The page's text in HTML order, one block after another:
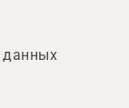
данных